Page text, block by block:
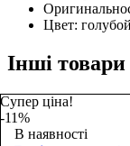
Цвет: голубой
Інші товари
Супер ціна!
-11%
В наявності